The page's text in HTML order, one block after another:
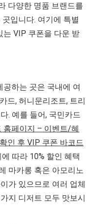
다양한 명품 브랜드를
입니다. 여기에 특별
는 VIP 쿠폰을 다운 받
하는 곳은 국내에 여
드, 허니문리조트, 트리
. 예를 들어, 국민카드
홈페이지 – 이벤트/혜
인 후 VIP 쿠폰 바코드
따라 10% 할인 혜택
마카롱 혹은 아모리노
가 있으므로 여러 업체
지 디저트 모두 맛보시